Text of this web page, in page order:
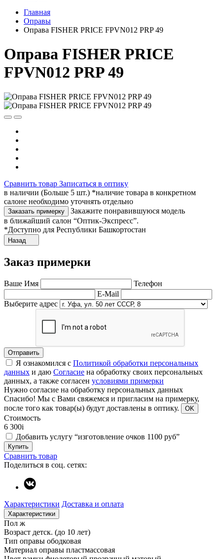
Главная
Оправы
Оправа FISHER PRICE FPVN012 PRP 49
Оправа FISHER PRICE
FPVN012 PRP 49
Сравнить товар Записаться в оптику
в наличии (Больше 5 шт.) *наличие товара в конкретном
салоне необходимо уточнять отдельно
Заказать примерку
Закажите понравившуюся модель
в ближайший салон “Оптик-Экспресс”.
*Доступно для Республики Башкортостан
Назад
Заказ примерки
Ваше Имя
Телефон
E-Mail
Выберите адрес
Отправить
Я ознакомился с Политикой обработки персональных
данных и даю Согласие на обработку своих персональных
данных, а также согласен условиями примерки
Нужно согласие на обработку персональных данных
Спасибо! Мы с Вами свяжемся и пригласим на примерку,
после того как товар(ы) будут доставлены в оптику.
OK
Стоимость
6 300i
Добавить услугу “изготовление очков 1100 руб”
Купить
Сравнить товар
Поделиться в соц. сетях:
Характеристики Доставка и оплата
Характеристики
Пол ж
Возраст детск. (до 10 лет)
Тип оправы ободковая
Материал оправы пластмассовая